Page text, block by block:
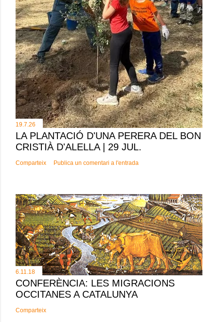
19.7.26
LA PLANTACIÓ D'UNA PERERA DEL BON
CRISTIÀ D'ALELLA | 29 JUL.
Comparteix Publica un comentari a l'entrada
6.11.18
CONFERÈNCIA: LES MIGRACIONS
OCCITANES A CATALUNYA
Comparteix